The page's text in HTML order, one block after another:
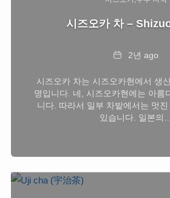
시즈오카 차 –
Date2년 ago
시즈오카 차는 시즈오카현에서 생
명입니다. 네, 시즈오카현에는 아름
니다. 따라서 일부 차밭에서는 멋
있습니다. 일본의…